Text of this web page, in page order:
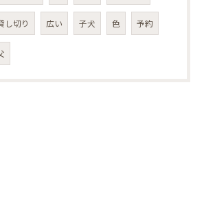
し切り 広い 子犬 色 予約